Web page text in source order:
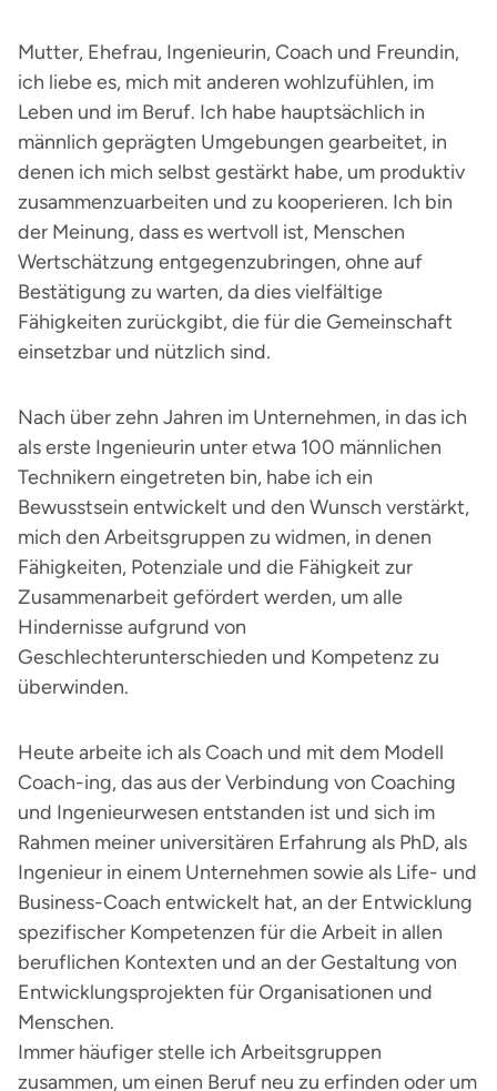
Mutter, Ehefrau, Ingenieurin, Coach und Freundin,
ich liebe es, mich mit anderen wohlzufühlen, im
Leben und im Beruf. Ich habe hauptsächlich in
männlich geprägten Umgebungen gearbeitet, in
denen ich mich selbst gestärkt habe, um produktiv
zusammenzuarbeiten und zu kooperieren. Ich bin
der Meinung, dass es wertvoll ist, Menschen
Wertschätzung entgegenzubringen, ohne auf
Bestätigung zu warten, da dies vielfältige
Fähigkeiten zurückgibt, die für die Gemeinschaft
einsetzbar und nützlich sind.
Nach über zehn Jahren im Unternehmen, in das ich
als erste Ingenieurin unter etwa 100 männlichen
Technikern eingetreten bin, habe ich ein
Bewusstsein entwickelt und den Wunsch verstärkt,
mich den Arbeitsgruppen zu widmen, in denen
Fähigkeiten, Potenziale und die Fähigkeit zur
Zusammenarbeit gefördert werden, um alle
Hindernisse aufgrund von
Geschlechterunterschieden und Kompetenz zu
überwinden.
Heute arbeite ich als Coach und mit dem Modell
Coach-ing, das aus der Verbindung von Coaching
und Ingenieurwesen entstanden ist und sich im
Rahmen meiner universitären Erfahrung als PhD, als
Ingenieur in einem Unternehmen sowie als Life- und
Business-Coach entwickelt hat, an der Entwicklung
spezifischer Kompetenzen für die Arbeit in allen
beruflichen Kontexten und an der Gestaltung von
Entwicklungsprojekten für Organisationen und
Menschen.
Immer häufiger stelle ich Arbeitsgruppen
zusammen, um einen Beruf neu zu erfinden oder um